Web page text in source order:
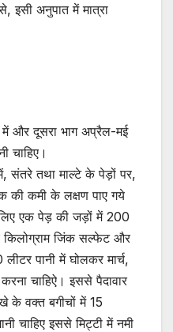
इसी अनुपात में मात्रा
में और दूसरा भाग अप्रैल-मई
चाहिए।
संतरे तथा माल्टे के पेड़ों पर,
की कमी के लक्षण पाए गये
एक पेड़ की जड़ों में 200
किलोग्राम जिंक सल्फेट और
पानी में घोलकर मार्च,
चाहिऐ। इससे पैदावार
वक्त बगीचों में 15
चाहिए इससे मिट्टी में नमी